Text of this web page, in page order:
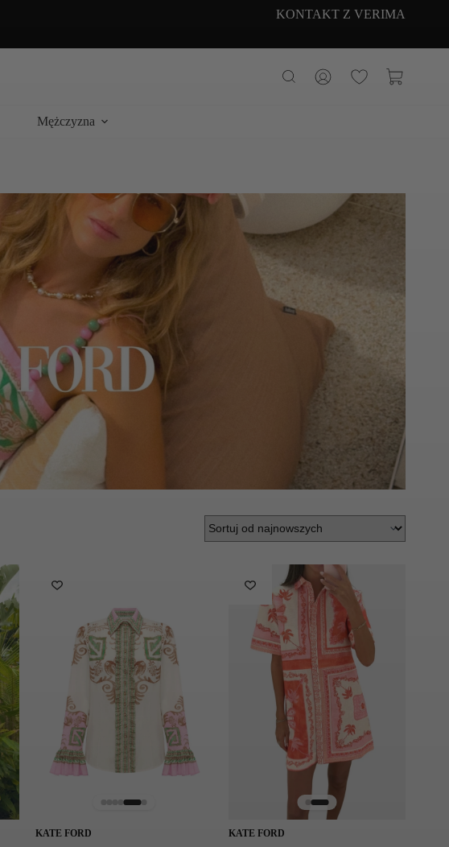
KONTAKT Z VERIMA
Koszyk
Mężczyzna
KATE FORD KATE FORD